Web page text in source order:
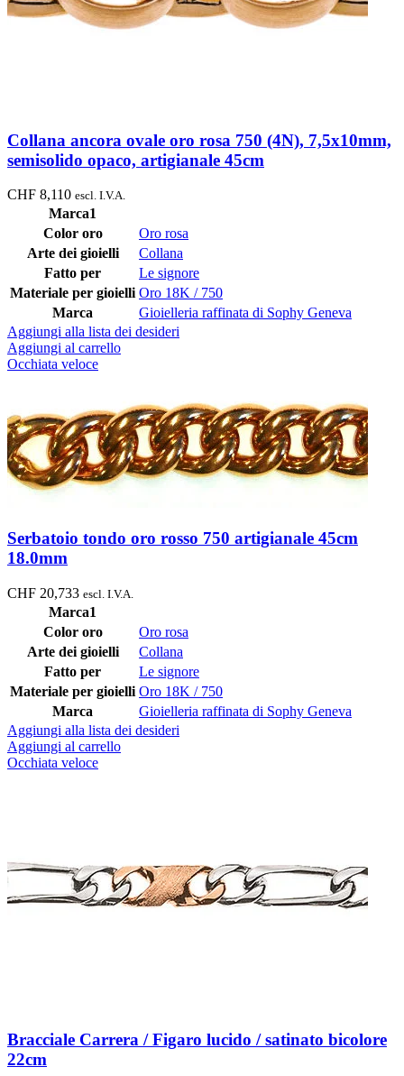
Collana ancora ovale oro rosa 750 (4N), 7,5x10mm,
semisolido opaco, artigianale 45cm
CHF 8,110 escl. I.V.A.
Marca1
Color oro
Oro rosa
Arte dei gioielli
Collana
Fatto per
Le signore
Materiale per gioielli Oro 18K / 750
Marca
Gioielleria raffinata di Sophy Geneva
Aggiungi alla lista dei desideri
Aggiungi al carrello
Occhiata veloce
Serbatoio tondo oro rosso 750 artigianale 45cm
18.0mm
CHF 20,733 escl. I.V.A.
Marca1
Color oro
Oro rosa
Arte dei gioielli
Collana
Fatto per
Le signore
Materiale per gioielli Oro 18K / 750
Marca
Gioielleria raffinata di Sophy Geneva
Aggiungi alla lista dei desideri
Aggiungi al carrello
Occhiata veloce
Bracciale Carrera / Figaro lucido / satinato bicolore
22cm